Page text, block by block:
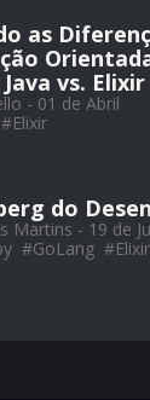
as
vs. Elixir
- 01 de Abril
#Elixir
do
Martins - 19 de
#GoLang #Elixir